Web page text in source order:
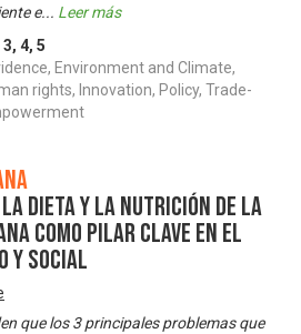
e... Leer más
3, 4, 5
Environment and Climate,
rights, Innovation, Policy, Trade-
La dieta y la nutrición de la
como pilar clave en el
y social
que los 3 principales problemas que